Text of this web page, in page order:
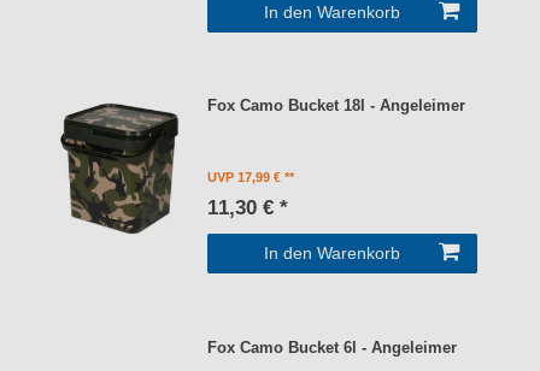
In den Warenkorb
Fox Camo Bucket 18l - Angeleimer
UVP 17,99 €
11,30 € *
In den Warenkorb
Fox Camo Bucket 6l - Angeleimer